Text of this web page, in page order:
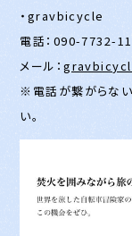
・gravbicycle
電話：090-7732-
メール：
※電話が繋がらな
い。